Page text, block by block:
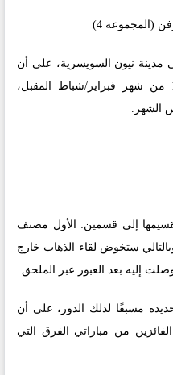
(المجموعة 4)
مدينة نيون السويسرية، على أن
تقام مباريات الذهاب يومي 11 و12 من شهر فبراير/شباط المقبل،
16 فريقًا يتم تقسيمها إلى قسمين: الأول مصنف
ستخوض لقاء الذهاب خارج
إليه بعد العبور عبر الملحق.
مسبقًا لذلك الدور، على أن
من مباراتي الفرق التي